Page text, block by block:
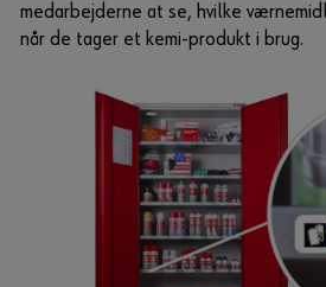
medarbejderne at se, hvilke
når de tager et kemi-produkt i brug.